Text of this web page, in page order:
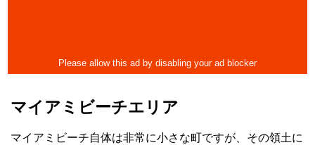
マイアミビーチエリア
マイアミビーチ自体は非常に小さな町ですが、その領土に